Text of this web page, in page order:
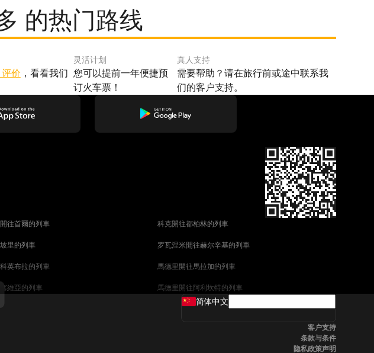
的热门路线
价 ，看看我们
灵活计划
您可以提前一年便捷预
订火车票！
真人支持
需要帮助？请在旅行前或途中联系我
们的客户支持。
往首爾的列車 科克開往都柏林的列車
里的列車 罗瓦涅米開往赫尔辛基的列車
英布拉的列車 馬德里開往馬拉加的列車
塞維亞的列車 馬德里開往阿利坎特的列車
巴塞罗那開往馬拉加的列車
简体中文
客户支持
条款与条件
隐私政策声明